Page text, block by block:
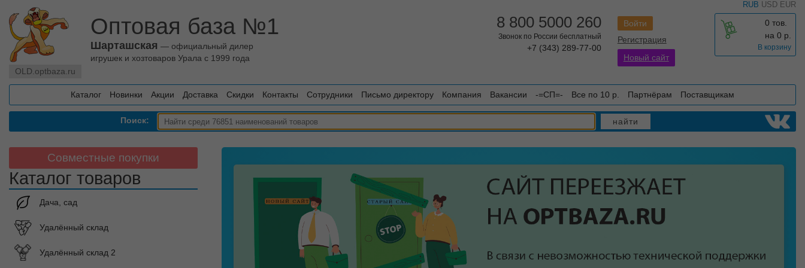
RUB USD EUR
OLD.optbaza.ru
Оптовая база №1
Шарташская — официальный дилер
игрушек и хозтоваров Урала с 1999 года
0 тов.
на 0 р.
В корзину
Войти
Регистрация
Новый сайт
8 800 5000 260
Звонок по России бесплатный
+7 (343) 289-77-00
Каталог Новинки Акции Доставка Скидки Контакты Сотрудники Письмо директору Компания Вакансии -=СП=- Все по 10 р. Партнёрам Поставщикам
Поиск: найти
Совместные покупки
Каталог товаров
Дача, сад
Удалённый склад
Удалённый склад 2